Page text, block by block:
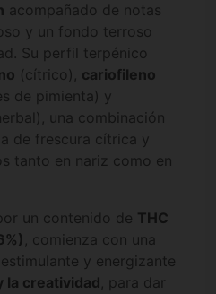
acompañado de notas
y un fondo terroso
Su perfil terpénico
(cítrico), cariofileno
de pimienta) y
una combinación
de frescura cítrica y
tanto en nariz como en
un contenido de THC
, comienza con una
y energizante
la creatividad, para dar